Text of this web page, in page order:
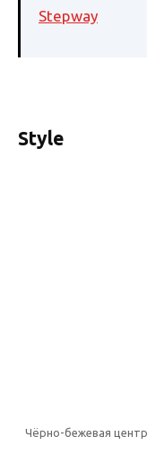
Stepway
Style
Чёрно-бежевая